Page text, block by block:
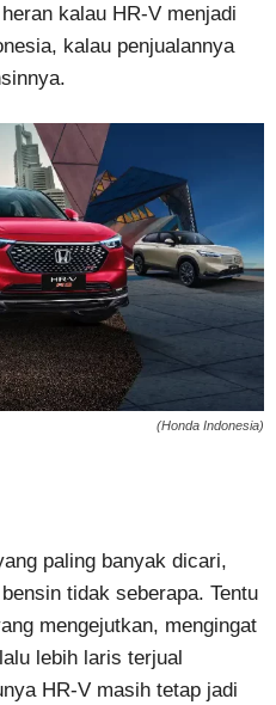
kalau HR-V menjadi
kalau penjualannya
(Honda Indonesia)
paling banyak dicari,
tidak seberapa. Tentu
mengejutkan, mengingat
lebih laris terjual
HR-V masih tetap jadi